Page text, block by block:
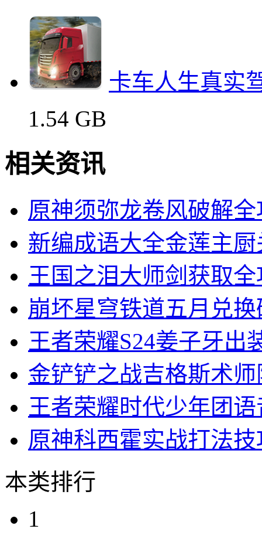
卡车人生真实
1.54 GB
相关资讯
原神须弥龙卷风破解全
新编成语大全金莲主
王国之泪大师剑获取
崩坏星穹铁道五月兑
王者荣耀S24姜子牙出
金铲铲之战吉格斯术
王者荣耀时代少年团
原神科西霍实战打法
本类排行
1